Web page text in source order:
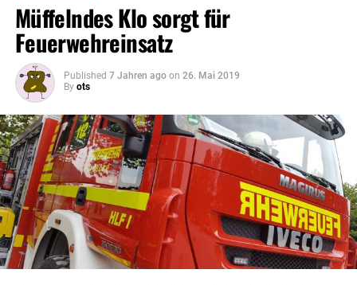
Müffelndes Klo sorgt für
Feuerwehreinsatz
Published 7 Jahren ago on 26. Mai 2019
By ots